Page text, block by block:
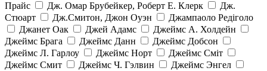
Прайс
Дж. Омар Брубейкер, Роберт Е. Клерк
Дж.
Стюарт
Дж.Смитон, Джон Оуэн
Джампаоло Редіголо
Джанет Оак
Джей Адамс
Джеймс А. Холдейн
Джеймс Брага
Джеймс Данн
Джеймс Добсон
Джеймс Л. Гарлоу
Джеймс Норт
Джеймс Сміт
Джеймс Смит
Джеймс Ч. Гэлвин
Джеймс Энгел